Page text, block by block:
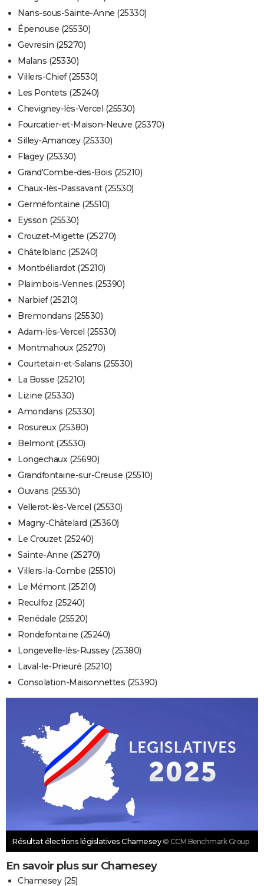
Nans-sous-Sainte-Anne (25330)
Épenouse (25530)
Gevresin (25270)
Malans (25330)
Villers-Chief (25530)
Les Pontets (25240)
Chevigney-lès-Vercel (25530)
Fourcatier-et-Maison-Neuve (25370)
Silley-Amancey (25330)
Flagey (25330)
Grand'Combe-des-Bois (25210)
Chaux-lès-Passavant (25530)
Germéfontaine (25510)
Eysson (25530)
Crouzet-Migette (25270)
Châtelblanc (25240)
Montbéliardot (25210)
Plaimbois-Vennes (25390)
Narbief (25210)
Bremondans (25530)
Adam-lès-Vercel (25530)
Montmahoux (25270)
Courtetain-et-Salans (25530)
La Bosse (25210)
Lizine (25330)
Amondans (25330)
Rosureux (25380)
Belmont (25530)
Longechaux (25690)
Grandfontaine-sur-Creuse (25510)
Ouvans (25530)
Vellerot-lès-Vercel (25530)
Magny-Châtelard (25360)
Le Crouzet (25240)
Sainte-Anne (25270)
Villers-la-Combe (25510)
Le Mémont (25210)
Reculfoz (25240)
Renédale (25520)
Rondefontaine (25240)
Longevelle-lès-Russey (25380)
Laval-le-Prieuré (25210)
Consolation-Maisonnettes (25390)
Résultat élections législatives Chamesey © CCM Benchmark Group
En savoir plus sur Chamesey
Chamesey (25)